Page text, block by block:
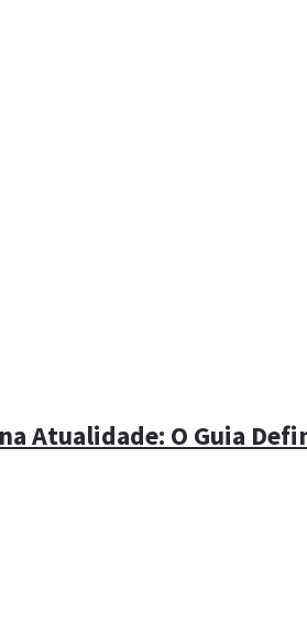
Atualidade: O Guia